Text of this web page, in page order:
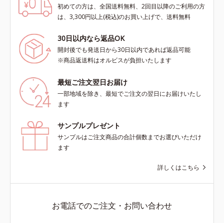
初めての方は、全国送料無料、2回目以降のご利用の方
は、3,300円以上(税込)のお買い上げで、送料無料
30日以内なら返品OK
開封後でも発送日から30日以内であれば返品可能
※商品返送料はオルビスが負担いたします
最短ご注文翌日お届け
一部地域を除き、最短でご注文の翌日にお届けいたし
ます
サンプルプレゼント
サンプルはご注文商品の合計個数までお選びいただけ
ます
詳しくはこちら
お電話でのご注文・お問い合わせ